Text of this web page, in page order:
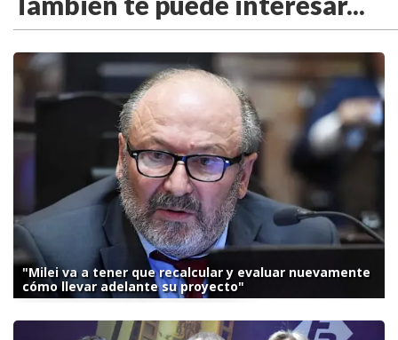
"Milei va a tener que recalcular y evaluar nuevamente
cómo llevar adelante su proyecto"